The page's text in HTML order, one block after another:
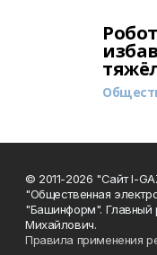
© 2011-2026 "Сайт I-
"Общественная
"Башинформ". Главный
Михайлович.
Правила применения